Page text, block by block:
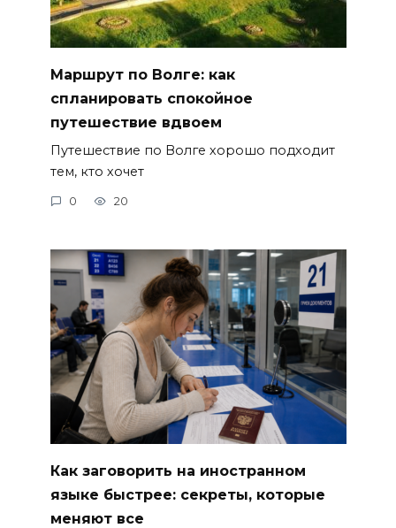
Маршрут по Волге: как
спланировать спокойное
путешествие вдвоем
Путешествие по Волге хорошо подходит
тем, кто хочет
0 20
Как заговорить на иностранном
языке быстрее: секреты, которые
меняют все